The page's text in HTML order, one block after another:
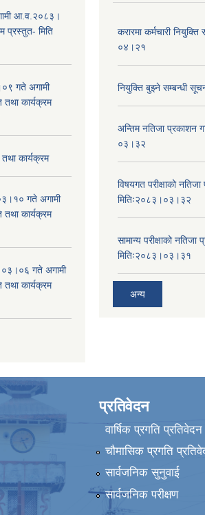
आ.व.२०८३।
प्रस्तुत- मिति
गते अगामी
कार्यक्रम
कार्यक्रम
गते अगामी
कार्यक्रम
गते अगामी
कार्यक्रम
करारमा कर्मचारी
०४।२१
नियुक्ति बुझ्ने सम्बन्धी
अन्तिम नतिजा प्रकाशन
०३।३२
विषयगत परीक्षाको
मितिः२०८३।०३।३२
सामान्य परीक्षाको
मितिः२०८३।०३।३१
अन्य
प्रतिवेदन
वार्षिक प्रगति प्रतिवेदन
चौमासिक प्रगति
सार्वजनिक सुनुवाई
सार्वजनिक परीक्षण